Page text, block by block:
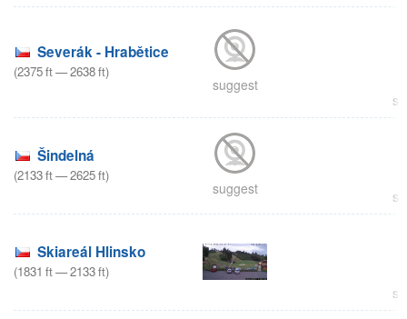
Severák - Hrabětice
(2375ft—2638ft)
suggest
Šindelná
(2133ft—2625ft)
suggest
Skiareál Hlinsko
(1831 ft—2133ft)